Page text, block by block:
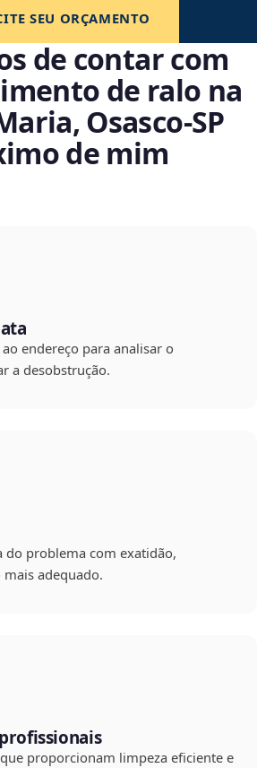
SEU ORÇAMENTO
de contar com
de ralo na
Osasco‑SP
de mim
endereço para analisar o
a desobstrução.
do problema com exatidão,
adequado.
proporcionam limpeza eficiente e